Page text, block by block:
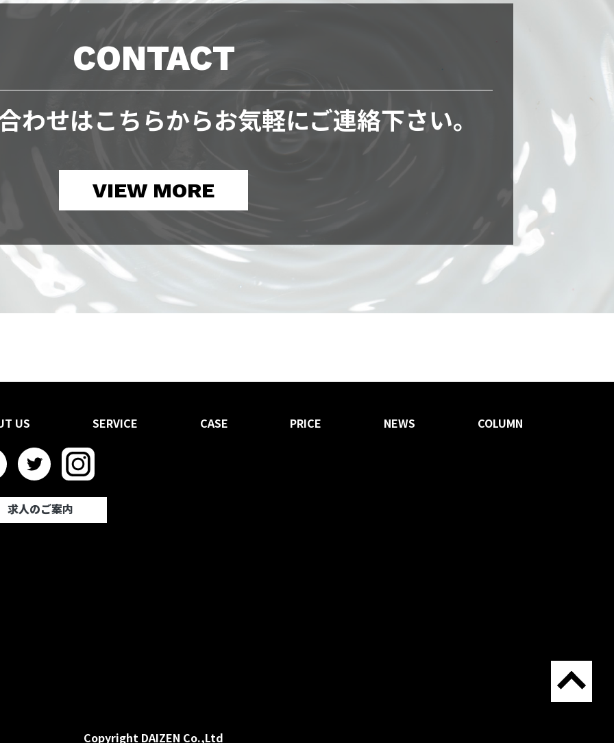
CONTACT
わせはこちらからお気軽にご連絡下さい。
VIEW MORE
US SERVICE CASE PRICE NEWS COLUMN
求人のご案内
Copyright DAIZEN Co.,Ltd